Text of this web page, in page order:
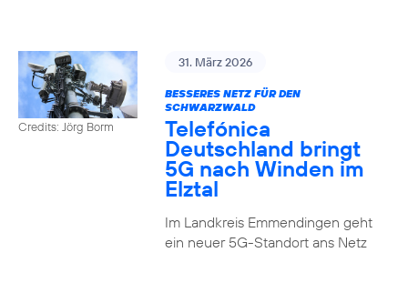
Credits: Jörg Borm
31. März 2026
BESSERES NETZ FÜR DEN
SCHWARZWALD
Telefónica
Deutschland bringt
5G nach Winden im
Elztal
Im Landkreis Emmendingen geht
ein neuer 5G-Standort ans Netz